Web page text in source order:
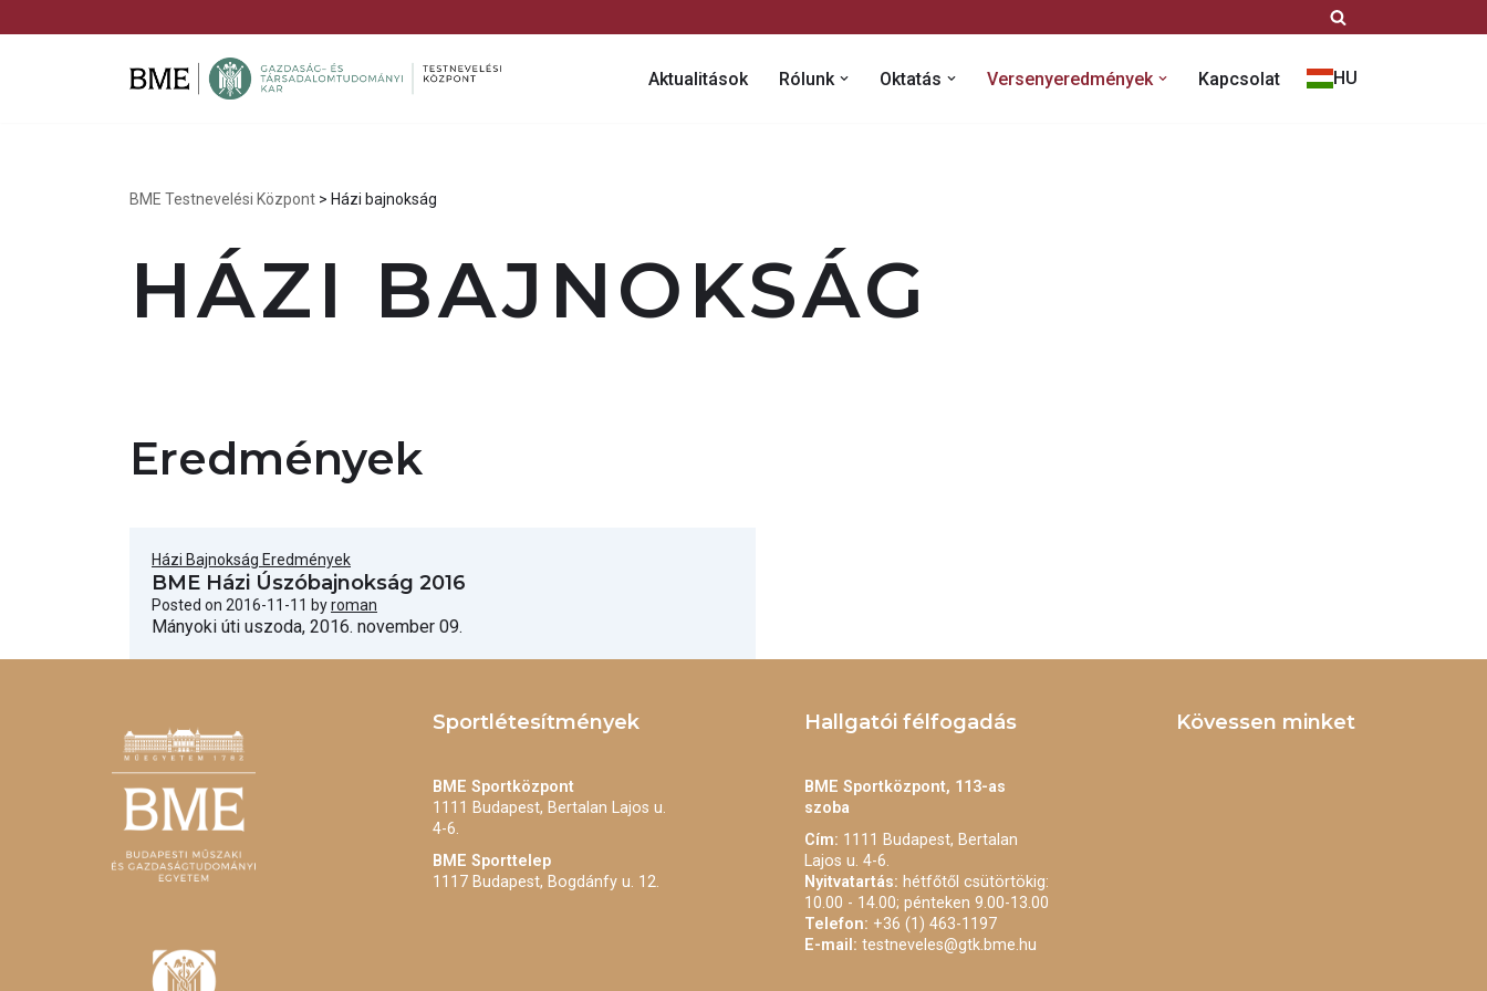
Aktualitások Rólunk Oktatás Versenyeredmények Kapcsolat HU
BME Testnevelési Központ > Házi bajnokság
HÁZI BAJNOKSÁG
Eredmények
Házi Bajnokság Eredmények
BME Házi Úszóbajnokság 2016
Posted on 2016-11-11 byroman
Mányoki úti uszoda, 2016. november 09.
Sportlétesítmények
BME Sportközpont
1111 Budapest, Bertalan Lajos u.
4-6.
BME Sporttelep
1117 Budapest, Bogdánfy u. 12.
Hallgatói félfogadás
BME Sportközpont, 113-as
szoba
Cím: 1111 Budapest, Bertalan
Lajos u. 4-6.
Nyitvatartás: hétfőtől csütörtökig:
10.00 - 14.00; pénteken 9.00-13.00
Telefon: +36 (1) 463-1197
E-mail: testneveles@gtk.bme.hu
Kövessen minket